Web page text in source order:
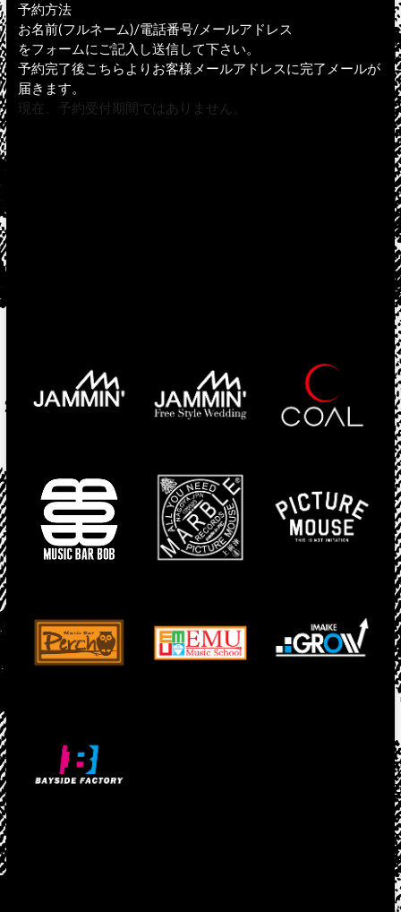
予約方法
お名前(フルネーム)/電話番号/メールアドレス
をフォームにご記入し送信して下さい。
予約完了後こちらよりお客様メールアドレスに完了メールが
届きます。
現在、予約受付期間ではありません。